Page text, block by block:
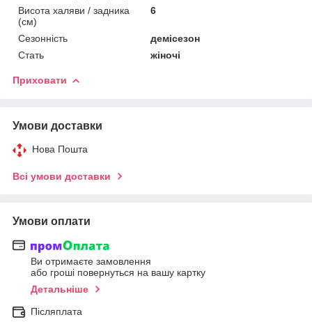
Висота халяви / задника
(см)
6
Сезонність
демісезон
Стать
жіночі
Приховати
Умови доставки
Нова Пошта
Всі умови доставки
Умови оплати
Ви отримаєте замовлення
або гроші повернуться на вашу картку
Детальніше
Післяплата